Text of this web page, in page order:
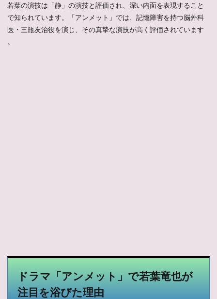
若葉の演技は「静」の演技と評価され、深い内面を表現すること
で知られています。「アンメット」では、記憶障害を持つ脳外科
医・三瓶友治役を演じ、その真摯な演技が高く評価されています​
。
ドラマ「アンメット」で若葉竜也が
注目を浴びた理由